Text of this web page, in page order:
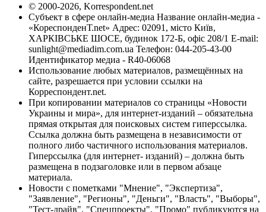
© 2000-2026, Korrespondent.net
Субъект в сфере онлайн-медиа Название онлайн-медиа -
«КореспонденТ.net» Адрес: 02091, місто Київ,
ХАРКІВСЬКЕ ШОСЕ, будинок 172-Б, офіс 208/1 E-mail:
sunlight@mediadim.com.ua Телефон: 044-205-43-00
Идентификатор медиа - R40-06068
Использование любых материалов, размещённых на
сайте, разрешается при условии ссылки на
Корреспондент.net.
При копировании материалов со страницы «Новости
Украины и мира», для интернет-изданий – обязательна
прямая открытая для поисковых систем гиперссылка.
Ссылка должна быть размещена в независимости от
полного либо частичного использования материалов.
Гиперссылка (для интернет- изданий) – должна быть
размещена в подзаголовке или в первом абзаце
материала.
Новости с пометками "Мнение", "Экспертиза",
"Заявление", "Регионы", "Деньги", "Власть", "Выборы",
"Тест-драйв", "Спецпроекты", "Промо" публикуются на